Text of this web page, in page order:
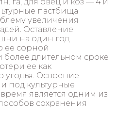
пастбища
увеличения
Оставление
на один год
ее сорной
более длительном сроке
ее как
угодья. Освоение
под культурные
является одним из
сохранения